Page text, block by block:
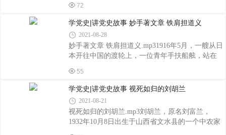
有刮，长得很长，脸显得很憔悴，只有剑眉下那
说，“倪志福同志，我一天到晚只能坐在这把
衣睡在屋檐下、空地里，在野外架锅煮饭。村民
徐解秀看到冰冷的雨水湿透战士们的衣服，就让
其中三个女红军睡到自己屋里。但徐解秀家一贫
如洗，连一条完整的被子也没有，女红军在急行
军中只保留了一条棉被，女主人就和三位女红军
合盖这一条被子挤在这一张床上，而男主人则睡
在门口的草堆上，守护着她们。三位女红军与徐
军离开前决定把仅有的一条被子送给徐解秀
72
学党史|讲党史故事 妙手著文章 铁肩担道义
2021-08-28
妙手著文章 铁肩担道义.mp31916年5月，一艘从日
本开往中国的渡轮上，一位青年手扶船舷，站在
里投射出热情与坚毅的目光。他就是李大钊，在
日本留学的三年时间里，他身在海外，却一直关
心着祖国的命运。辛亥革命后的中国，虽然已经
推翻了帝制，可是，整个国家却陷入了军阀割据
混战的状态。中国的路应该怎么走?哪里才能找到
光明?李大钊常常彻夜难眠，思考着这些问题。在
55
学党史|讲党史故事 视死如归的刘胡兰
2021-08-21
视死如归的刘胡兰.mp3刘胡兰，原名刘富兰，
1932年10月8日出生于山西省文水县的一个中农家